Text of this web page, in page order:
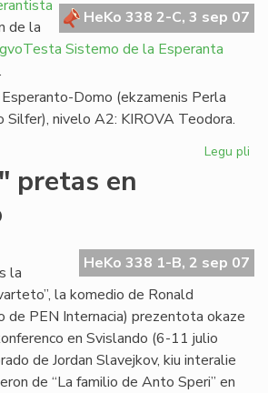
HeKo 338 2-C, 3 sep 07
de la
Sistemo de la Esperanta
Domo (ekzamenis Perla
Silfer), nivelo A2: KIROVA Teodora.
Legu pli
pretas en
HeKo 338 1-B, 2 sep 07
la
la komedio de Ronald
de PEN Internacia) prezentota okaze
en Svislando (6-11 julio
de Jordan Slavejkov, kiu interalie
de “La familio de Anto Speri” en